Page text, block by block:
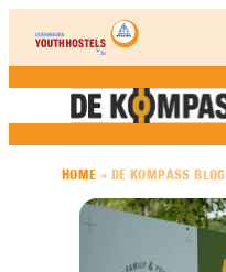
Skip to content
HOME » DE KOMPASS BLOG